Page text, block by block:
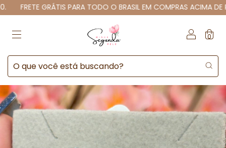
FRETE GRÁTIS PARA TODO O BRASIL EM COMPRAS ACIMA DE
0